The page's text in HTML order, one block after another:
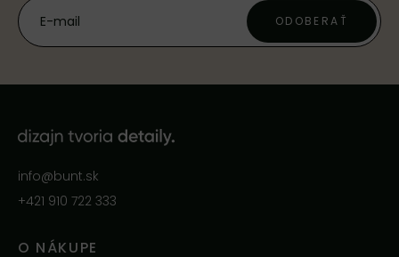
ODOBERAŤ
info@bunt.sk
+421 910 722 333
O NÁKUPE